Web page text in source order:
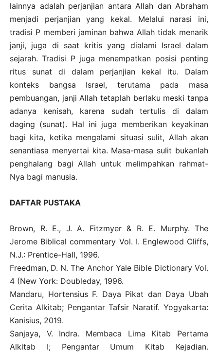
lainnya adalah perjanjian antara Allah dan Abraham
menjadi perjanjian yang kekal. Melalui narasi ini,
tradisi P memberi jaminan bahwa Allah tidak menarik
janji, juga di saat kritis yang dialami Israel dalam
sejarah. Tradisi P juga menempatkan posisi penting
ritus sunat di dalam perjanjian kekal itu. Dalam
konteks bangsa Israel, terutama pada masa
pembuangan, janji Allah tetaplah berlaku meski tanpa
adanya kenisah, karena sudah tertulis di dalam
daging (sunat). Hal ini juga memberikan keyakinan
bagi kita, ketika mengalami situasi sulit, Allah akan
senantiasa menyertai kita. Masa-masa sulit bukanlah
penghalang bagi Allah untuk melimpahkan rahmat-
Nya bagi manusia.
DAFTAR PUSTAKA
Brown, R. E., J. A. Fitzmyer & R. E. Murphy. The
Jerome Biblical commentary Vol. I. Englewood Cliffs,
N.J.: Prentice-Hall, 1996.
Freedman, D. N. The Anchor Yale Bible Dictionary Vol.
4 (New York: Doubleday, 1996.
Mandaru, Hortensius F. Daya Pikat dan Daya Ubah
Cerita Alkitab; Pengantar Tafsir Naratif. Yogyakarta:
Kanisius, 2019.
Sanjaya, V. Indra. Membaca Lima Kitab Pertama
Alkitab I; Pengantar Umum Kitab Kejadian.